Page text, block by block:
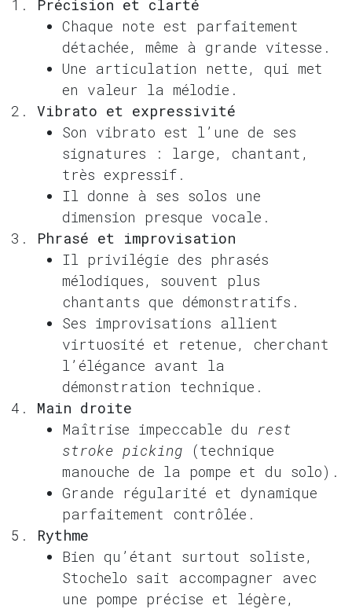
Précision et clarté
Chaque note est parfaitement
détachée, même à grande vitesse.
Une articulation nette, qui met
en valeur la mélodie.
Vibrato et expressivité
Son vibrato est l’une de ses
signatures : large, chantant,
très expressif.
Il donne à ses solos une
dimension presque vocale.
Phrasé et improvisation
Il privilégie des phrasés
mélodiques, souvent plus
chantants que démonstratifs.
Ses improvisations allient
virtuosité et retenue, cherchant
l’élégance avant la
démonstration technique.
Main droite
Maîtrise impeccable du rest
stroke picking (technique
manouche de la pompe et du solo).
Grande régularité et dynamique
parfaitement contrôlée.
Rythme
Bien qu’étant surtout soliste,
Stochelo sait accompagner avec
une pompe précise et légère,